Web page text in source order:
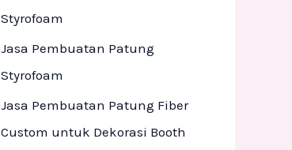
Styrofoam
Jasa Pembuatan Patung
Styrofoam
Jasa Pembuatan Patung Fiber
Custom untuk Dekorasi Booth